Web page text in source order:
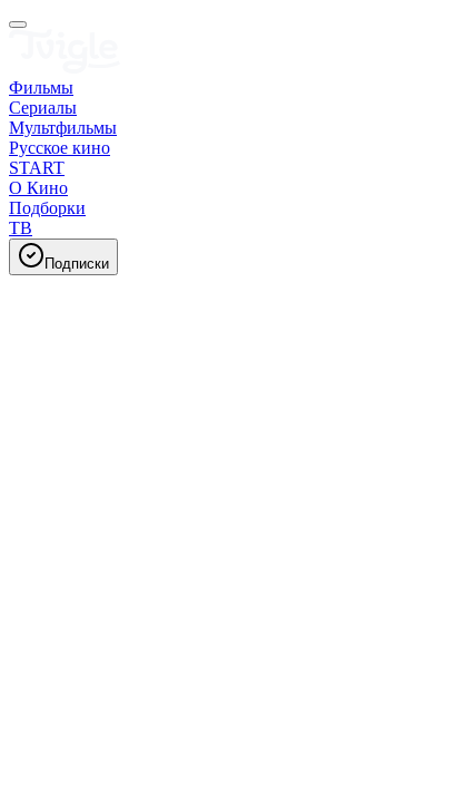
Фильмы
Сериалы
Мультфильмы
Русское кино
START
О Кино
Подборки
ТВ
Подписки